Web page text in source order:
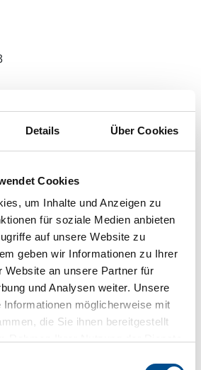
Details Über Cookies
Cookies
um Inhalte und Anzeigen zu
für soziale Medien anbieten
auf unsere Website zu
geben wir Informationen zu Ihrer
Website an unsere Partner für
und Analysen weiter. Unsere
Informationen möglicherweise mit
die Sie ihnen bereitgestellt
Browser scheint ein
und Ausführen einiger
dadurch auf dieser Seite
Funktionen nutzen zu können,
bitte den Blocker für diese Seite
sie auf Ihre Whitelist.
Sie Ihre Erlaubnis gegeben
Sie weiterhin selbst bestimmen,
genutzt werden sollen.